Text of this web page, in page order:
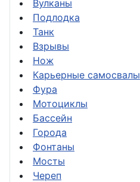
Вулканы
Подлодка
Танк
Взрывы
Нож
Карьерные самосвалы
Фура
Мотоциклы
Бассейн
Города
Фонтаны
Мосты
Череп